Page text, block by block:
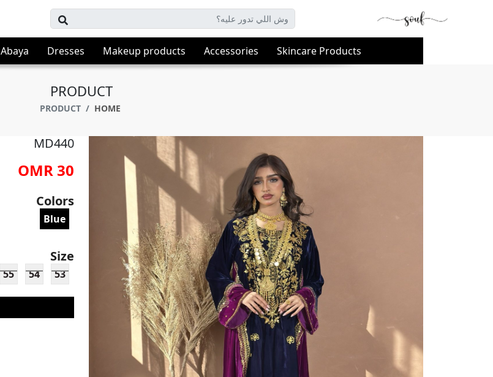
Skincare Products
Accessories
Makeup products
Dresses
Abaya
PRODUCT
HOME
PRODUCT
MD440
30 OMR
Colors
Blue
Size
53
54
55